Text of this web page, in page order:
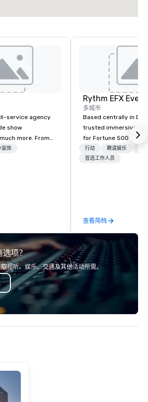
service agency
show
more. From
branded apparel
and
customer
We deliver
designed to
experience
finish. We are
装饰
多城市
Based centrally in
trusted immersive
for Fortune 500
2012. We deliver stunning premium AV
and in-house custom
back because we
effortless, making
brilliant with stunning
leadership loves.
行动 聘请娱乐
首选工作人员
查看简档
选项？
视听、娱乐、交通及其他活动所需。